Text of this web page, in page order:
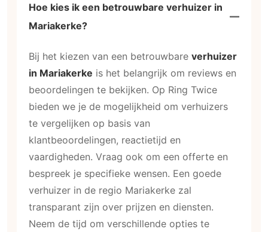
Hoe kies ik een betrouwbare verhuizer in
Mariakerke?
Bij het kiezen van een betrouwbare verhuizer
in Mariakerke is het belangrijk om reviews en
beoordelingen te bekijken. Op Ring Twice
bieden we je de mogelijkheid om verhuizers
te vergelijken op basis van
klantbeoordelingen, reactietijd en
vaardigheden. Vraag ook om een offerte en
bespreek je specifieke wensen. Een goede
verhuizer in de regio Mariakerke zal
transparant zijn over prijzen en diensten.
Neem de tijd om verschillende opties te